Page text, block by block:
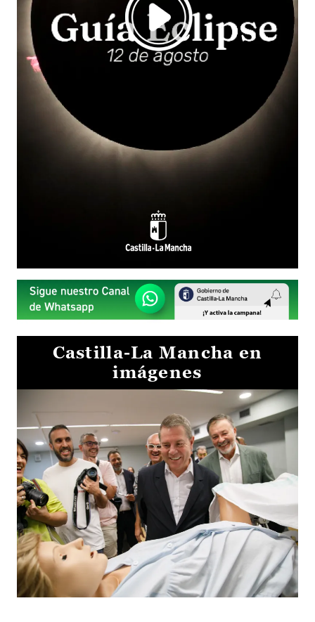
Castilla-La Mancha en
imágenes